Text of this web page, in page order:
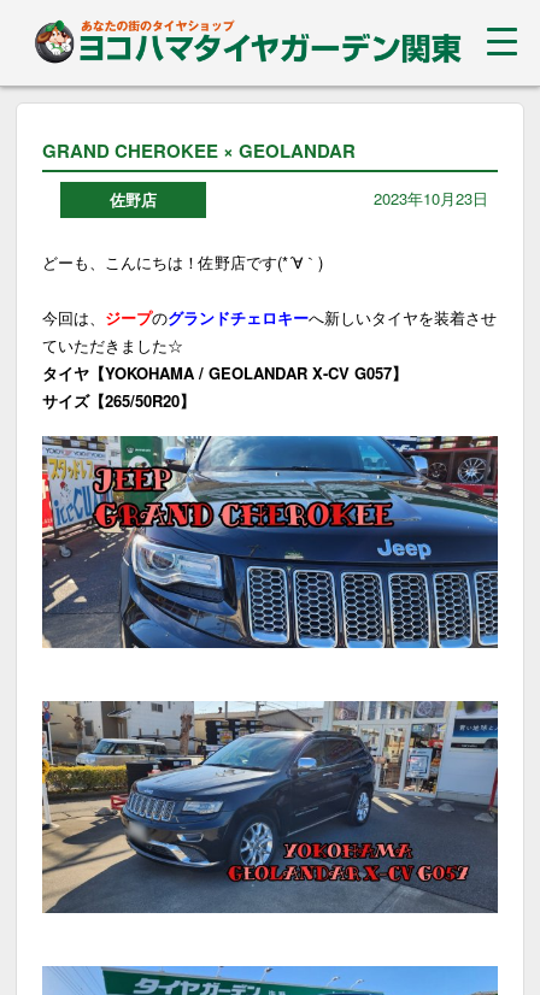
GRAND CHEROKEE × GEOLANDAR
佐野店 2023年10月23日
どーも、こんにちは！佐野店です(*´∀｀)
今回は、 ジープのグランドチェロキーへ新しいタイヤを装着させ
ていただきました☆
タイヤ【YOKOHAMA / GEOLANDAR X-CV G057】
サイズ【265/50R20】